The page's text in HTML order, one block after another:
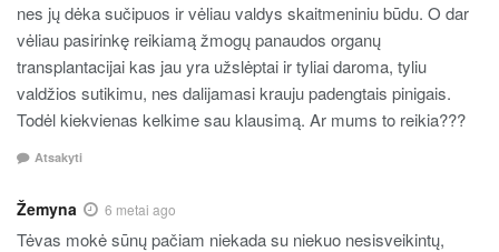
nes jų dėka sučipuos ir vėliau valdys skaitmeniniu būdu. O dar
vėliau pasirinkę reikiamą žmogų panaudos organų
transplantacijai kas jau yra užslėptai ir tyliai daroma, tyliu
valdžios sutikimu, nes dalijamasi krauju padengtais pinigais.
Todėl kiekvienas kelkime sau klausimą. Ar mums to reikia???
Atsakyti
Žemyna 6 metai ago
Tėvas mokė sūnų pačiam niekada su niekuo nesisveikintų,